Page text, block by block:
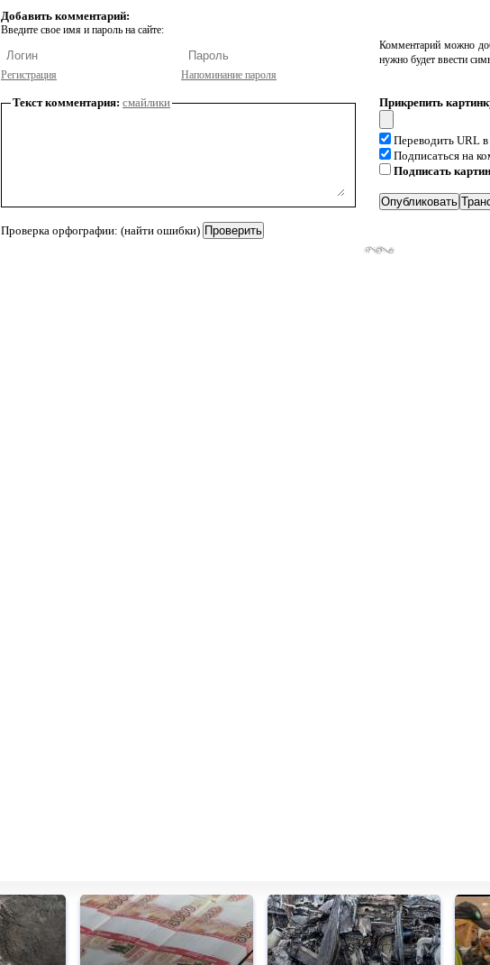
Добавить комментарий:
Введите свое имя и пароль на сайте:
Регистрация Напоминание пароля
Комментарий можно
нужно будет ввести
Текст комментария: смайлики
Проверка орфографии: (найти ошибки)
Прикрепить
Переводить URL
Подписаться на
Подписать